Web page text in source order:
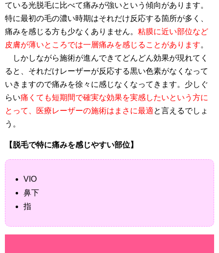
ている光脱毛に比べて痛みが強いという傾向があります。
特に最初の毛の濃い時期はそれだけ反応する箇所が多く、
痛みを感じる方も少なくありません。 粘膜に近い部位など
皮膚が薄いところでは一層痛みを感じることがあります。
しかしながら施術が進んできてどんどん効果が現れてく
ると、それだけレーザーが反応する黒い色素がなくなって
いきますので痛みを徐々に感じなくなってきます。少しぐ
らい痛くても短期間で確実な効果を実感したいという方に
とって、医療レーザーの施術はまさに最適と言えるでしょ
う。
【脱毛で特に痛みを感じやすい部位】
VIO
鼻下
指